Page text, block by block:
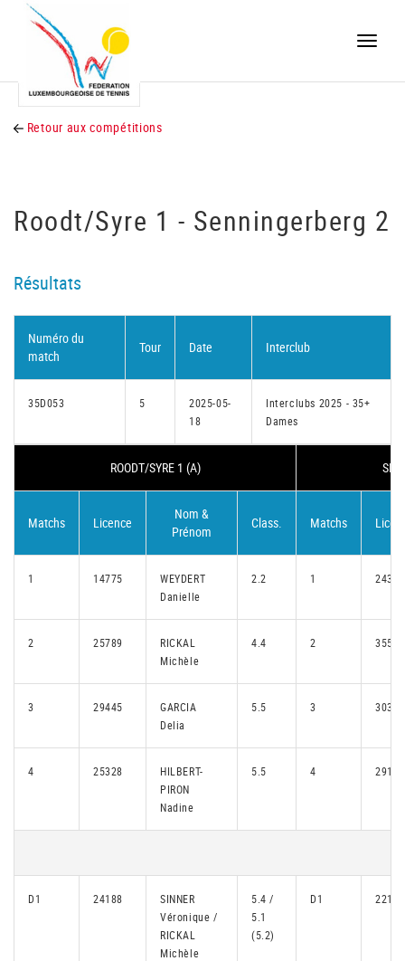
Toggle
Retour aux compétitions
Roodt/Syre 1 - Senningerberg 2
Résultats
Numéro du
match
Tour Date Interclub
35D053 5
2025-05-
18
Interclubs 2025 - 35+
Dames
ROODT/SYRE 1 (A)
Matchs Licence
Nom &
Prénom
Class. Matchs
1 14775
WEYDERT
Danielle
2.2 1 24370
2 25789
RICKAL
Michèle
4.4 2 35598
3 29445
GARCIA
Delia
5.5 3 30311
4 25328
HILBERT-
PIRON
Nadine
5.5 4 29180
D1 24188
SINNER
Véronique /
RICKAL
Michèle
5.4 /
5.1
(5.2)
D1 22128